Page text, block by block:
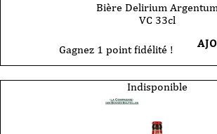
Bière Delirium
VC 33cl
Gagnez 1 point fidélité !
Indisponible